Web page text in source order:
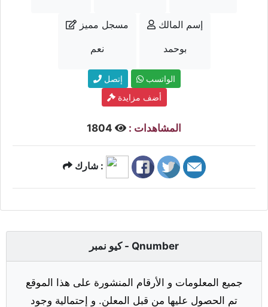
مسجل مميز
نعم
إسم المالك
بوحمد
إتصل
الواتسب
أضف مزايدة
المشاهدات :
شارك :
كيو نمبر - Qnumber
جميع المعلومات و الأرقام المنشورة على هذا الموقع
تم الحصول عليها من قبل المعلن. و إحتمالية وجود